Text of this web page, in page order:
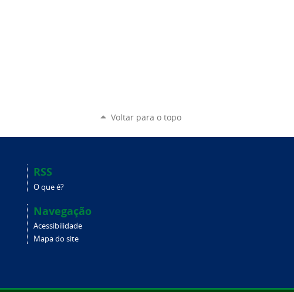
Voltar para o topo
RSS
O que é?
Navegação
Acessibilidade
Mapa do site